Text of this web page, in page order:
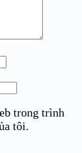
trong trình
tôi.